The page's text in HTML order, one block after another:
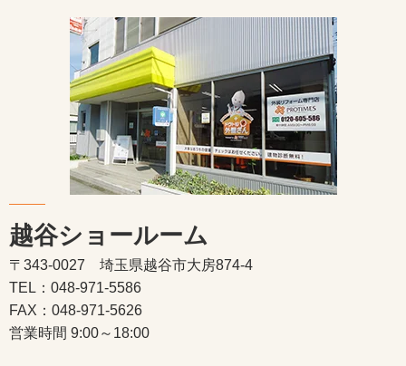
越谷ショールーム
〒343-0027 埼玉県越谷市大房874-4
TEL：048-971-5586
FAX：048-971-5626
営業時間 9:00～18:00